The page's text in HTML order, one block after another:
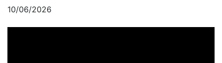
10/06/2026